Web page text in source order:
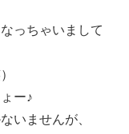
っちゃいまして
ー♪
いませんが、